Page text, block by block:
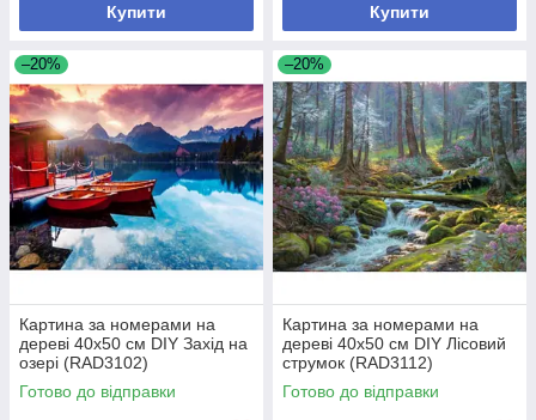
Купити Купити
–20%
Картина за номерами на
дереві 40х50 см DIY Захід на
озері (RAD3102)
Готово до відправки
–20%
Картина за номерами на
дереві 40х50 см DIY Лісовий
струмок (RAD3112)
Готово до відправки